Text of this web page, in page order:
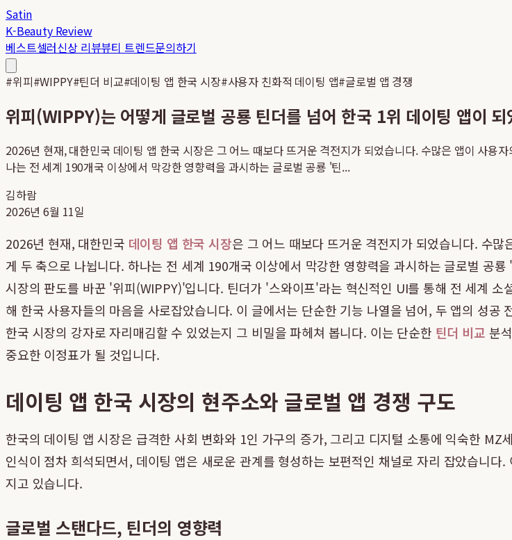
Satin
K-Beauty Review
베스트셀러신상 리뷰뷰티 트렌드문의하기
#위피#WIPPY#틴더 비교#데이팅 앱 한국 시장#사용자 친화적 데이팅 앱#글로벌 앱 경쟁
위피(WIPPY)는 어떻게 글로벌 공룡 틴더를 넘어 한국 1위 데이팅 앱이 되
2026년 현재, 대한민국 데이팅 앱 한국 시장은 그 어느 때보다 뜨거운 격전지가 되었습니다. 수많은 앱이 사용
나는 전 세계 190개국 이상에서 막강한 영향력을 과시하는 글로벌 공룡 '틴...
김하람
2026년 6월 11일
2026년 현재, 대한민국 데이팅 앱 한국 시장은 그 어느 때보다 뜨거운 격전지가 되었습니다. 수
게 두 축으로 나뉩니다. 하나는 전 세계 190개국 이상에서 막강한 영향력을 과시하는 글로벌 공
시장의 판도를 바꾼 '위피(WIPPY)'입니다. 틴더가 '스와이프'라는 혁신적인 UI를 통해 전 세계 소
해 한국 사용자들의 마음을 사로잡았습니다. 이 글에서는 단순한 기능 나열을 넘어, 두 앱의 성공
한국 시장의 강자로 자리매김할 수 있었는지 그 비밀을 파헤쳐 봅니다. 이는 단순한 틴더 비교 분
중요한 이정표가 될 것입니다.
데이팅 앱 한국 시장의 현주소와 글로벌 앱 경쟁 구도
한국의 데이팅 앱 시장은 급격한 사회 변화와 1인 가구의 증가, 그리고 디지털 소통에 익숙한
인식이 점차 희석되면서, 데이팅 앱은 새로운 관계를 형성하는 보편적인 채널로 자리 잡았습니
지고 있습니다.
글로벌 스탠다드, 틴더의 영향력